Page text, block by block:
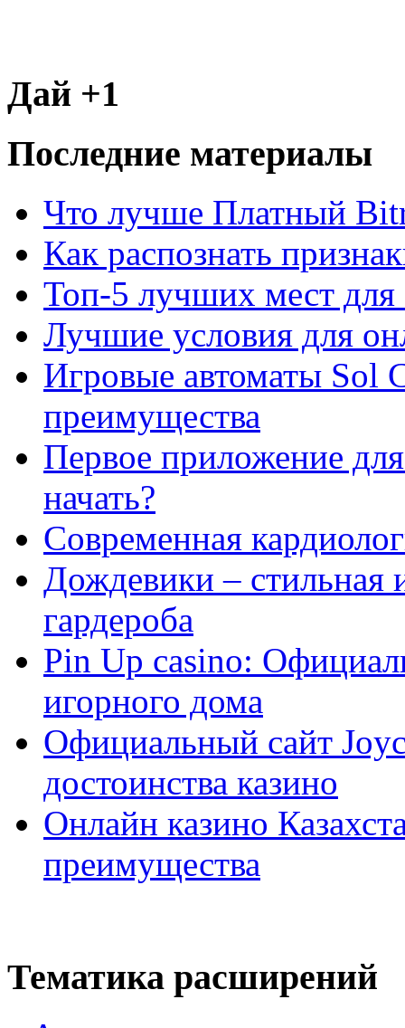
Дай +1
Последние материалы
Что лучше Платный
Как распознать
Топ-5 лучших мест для
Лучшие условия для
Игровые автоматы Sol
преимущества
Первое приложение
начать?
Современная
Дождевики – стильная
гардероба
Pin Up casino:
игорного дома
Официальный сайт
достоинства казино
Онлайн казино
преимущества
Тематика расширений